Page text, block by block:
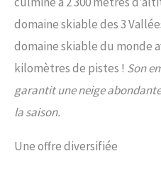
domaine skiable des 3
domaine skiable du monde
kilomètres de pistes ! Son
garantit une neige
la saison.
Une offre diversifiée